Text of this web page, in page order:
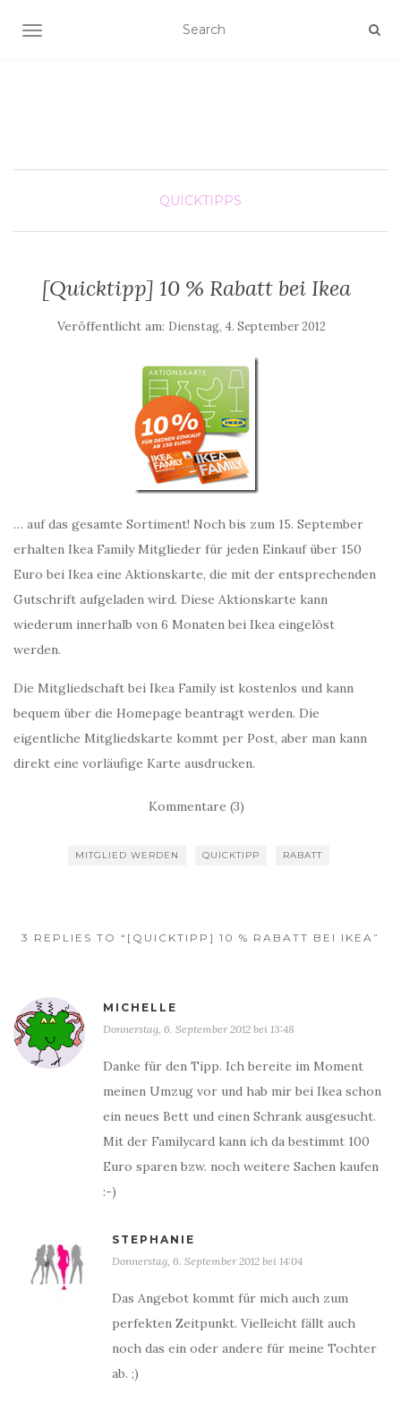
SCHALTE NAVIGATION
QUICKTIPPS
[Quicktipp] 10 % Rabatt bei Ikea
Veröffentlicht am: Dienstag, 4. September 2012
… auf das gesamte Sortiment! Noch bis zum 15. September
erhalten Ikea Family Mitglieder für jeden Einkauf über 150
Euro bei Ikea eine Aktionskarte, die mit der entsprechenden
Gutschrift aufgeladen wird. Diese Aktionskarte kann
wiederum innerhalb von 6 Monaten bei Ikea eingelöst
werden.
Die Mitgliedschaft bei Ikea Family ist kostenlos und kann
bequem über die Homepage beantragt werden. Die
eigentliche Mitgliedskarte kommt per Post, aber man kann
direkt eine vorläufige Karte ausdrucken.
Kommentare (3)
MITGLIED WERDEN QUICKTIPP RABATT
3 REPLIES TO “[QUICKTIPP] 10 % RABATT BEI IKEA”
MICHELLE
Donnerstag, 6. September 2012 bei 13:48
Danke für den Tipp. Ich bereite im Moment
meinen Umzug vor und hab mir bei Ikea schon
ein neues Bett und einen Schrank ausgesucht.
Mit der Familycard kann ich da bestimmt 100
Euro sparen bzw. noch weitere Sachen kaufen
:-)
STEPHANIE
Donnerstag, 6. September 2012 bei 14:04
Das Angebot kommt für mich auch zum
perfekten Zeitpunkt. Vielleicht fällt auch
noch das ein oder andere für meine Tochter
ab. ;)